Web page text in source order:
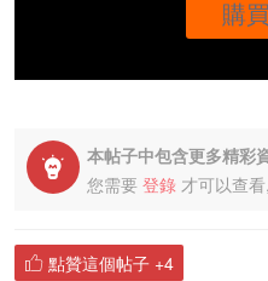
購

本帖子中包含更多精彩
您需要 登錄 才可以查
 點贊這個帖子 +4